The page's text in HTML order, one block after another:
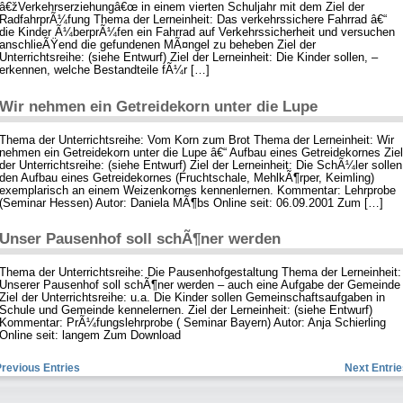
â€žVerkehrserziehungâ€œ in einem vierten Schuljahr mit dem Ziel der
RadfahrprÃ¼fung Thema der Lerneinheit: Das verkehrssichere Fahrrad â€“
die Kinder Ã¼berprÃ¼fen ein Fahrrad auf Verkehrssicherheit und versuchen
anschlieÃŸend die gefundenen MÃ¤ngel zu beheben Ziel der
Unterrichtsreihe: (siehe Entwurf) Ziel der Lerneinheit: Die Kinder sollen, –
erkennen, welche Bestandteile fÃ¼r […]
Wir nehmen ein Getreidekorn unter die Lupe
Thema der Unterrichtsreihe: Vom Korn zum Brot Thema der Lerneinheit: Wir
nehmen ein Getreidekorn unter die Lupe â€“ Aufbau eines Getreidekornes Ziel
der Unterrichtsreihe: (siehe Entwurf) Ziel der Lerneinheit: Die SchÃ¼ler sollen
den Aufbau eines Getreidekornes (Fruchtschale, MehlkÃ¶rper, Keimling)
exemplarisch an einem Weizenkornes kennenlernen. Kommentar: Lehrprobe
(Seminar Hessen) Autor: Daniela MÃ¶bs Online seit: 06.09.2001 Zum […]
Unser Pausenhof soll schÃ¶ner werden
Thema der Unterrichtsreihe: Die Pausenhofgestaltung Thema der Lerneinheit:
Unserer Pausenhof soll schÃ¶ner werden – auch eine Aufgabe der Gemeinde
Ziel der Unterrichtsreihe: u.a. Die Kinder sollen Gemeinschaftsaufgaben in
Schule und Gemeinde kennelernen. Ziel der Lerneinheit: (siehe Entwurf)
Kommentar: PrÃ¼fungslehrprobe ( Seminar Bayern) Autor: Anja Schierling
Online seit: langem Zum Download
Entries Next